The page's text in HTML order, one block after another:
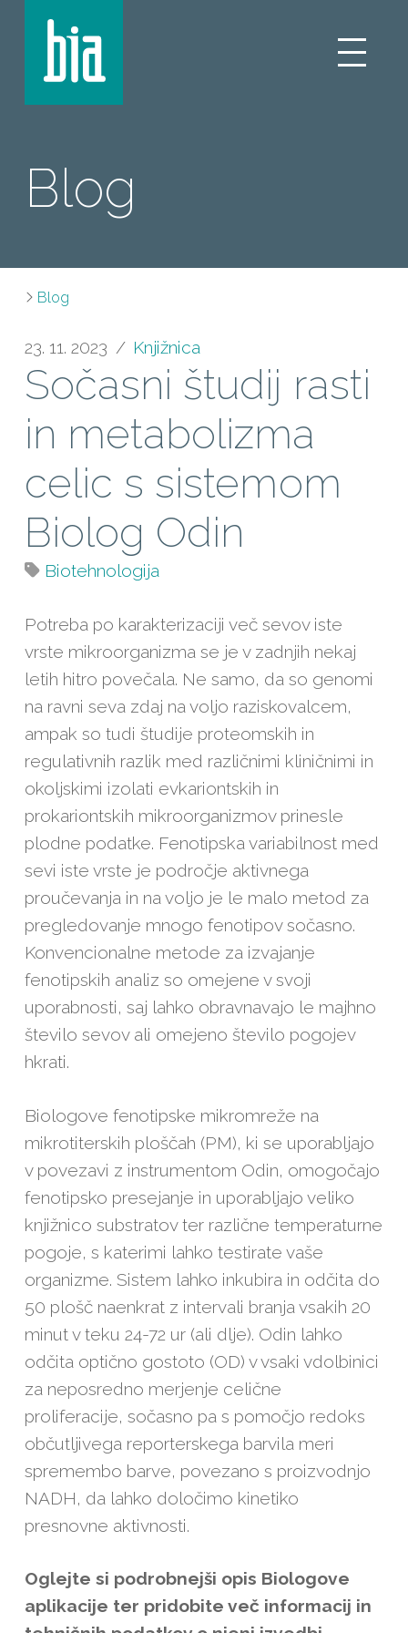
Blog
Blog
23. 11. 2023 Knjižnica
Sočasni študij rasti
in metabolizma
celic s sistemom
Biolog Odin
Biotehnologija
Potreba po karakterizaciji več sevov iste
vrste mikroorganizma se je v zadnjih nekaj
letih hitro povečala. Ne samo, da so genomi
na ravni seva zdaj na voljo raziskovalcem,
ampak so tudi študije proteomskih in
regulativnih razlik med različnimi kliničnimi in
okoljskimi izolati evkariontskih in
prokariontskih mikroorganizmov prinesle
plodne podatke. Fenotipska variabilnost med
sevi iste vrste je področje aktivnega
proučevanja in na voljo je le malo metod za
pregledovanje mnogo fenotipov sočasno.
Konvencionalne metode za izvajanje
fenotipskih analiz so omejene v svoji
uporabnosti, saj lahko obravnavajo le majhno
število sevov ali omejeno število pogojev
hkrati.
Biologove fenotipske mikromreže na
mikrotiterskih ploščah (PM), ki se uporabljajo
v povezavi z instrumentom Odin, omogočajo
fenotipsko presejanje in uporabljajo veliko
knjižnico substratov ter različne temperaturne
pogoje, s katerimi lahko testirate vaše
organizme. Sistem lahko inkubira in odčita do
50 plošč naenkrat z intervali branja vsakih 20
minut v teku 24-72 ur (ali dlje). Odin lahko
odčita optično gostoto (OD) v vsaki vdolbinici
za neposredno merjenje celične
proliferacije, sočasno pa s pomočjo redoks
občutljivega reporterskega barvila meri
spremembo barve, povezano s proizvodnjo
NADH, da lahko določimo kinetiko
presnovne aktivnosti.
Oglejte si podrobnejši opis Biologove
aplikacije ter pridobite več informacij in